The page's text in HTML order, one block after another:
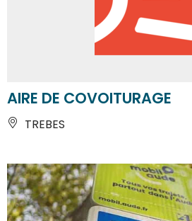
AIRE DE COVOITURAGE
TREBES